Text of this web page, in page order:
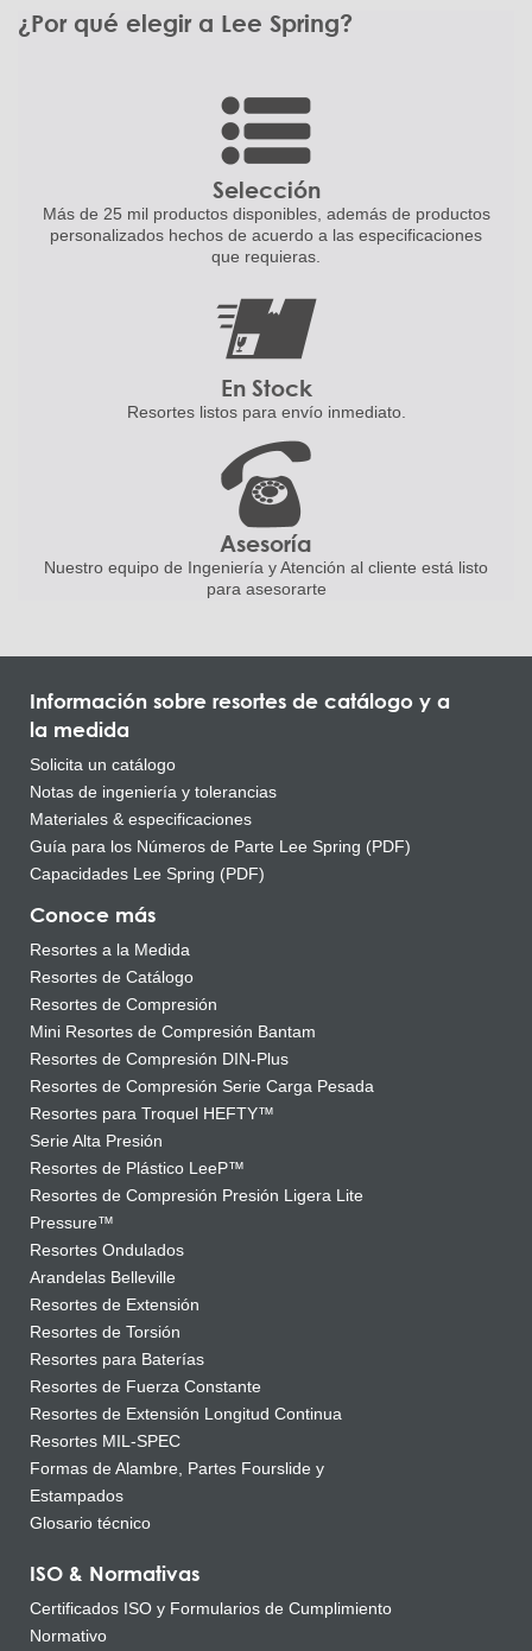
¿Por qué elegir a Lee Spring?
Selección
Más de 25 mil productos disponibles, además de productos
personalizados hechos de acuerdo a las especificaciones
que requieras.
En Stock
Resortes listos para envío inmediato.
Asesoría
Nuestro equipo de Ingeniería y Atención al cliente está listo
para asesorarte
Información sobre resortes de catálogo y a
la medida
Solicita un catálogo
Notas de ingeniería y tolerancias
Materiales & especificaciones
Guía para los Números de Parte Lee Spring (PDF)
Capacidades Lee Spring (PDF)
Conoce más
Resortes a la Medida
Resortes de Catálogo
Resortes de Compresión
Mini Resortes de Compresión Bantam
Resortes de Compresión DIN-Plus
Resortes de Compresión Serie Carga Pesada
Resortes para Troquel HEFTY™
Serie Alta Presión
Resortes de Plástico LeeP™
Resortes de Compresión Presión Ligera Lite
Pressure™
Resortes Ondulados
Arandelas Belleville
Resortes de Extensión
Resortes de Torsión
Resortes para Baterías
Resortes de Fuerza Constante
Resortes de Extensión Longitud Continua
Resortes MIL-SPEC
Formas de Alambre, Partes Fourslide y
Estampados
Glosario técnico
ISO & Normativas
Certificados ISO y Formularios de Cumplimiento
Normativo